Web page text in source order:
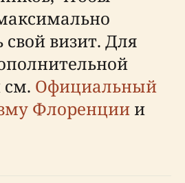
свой визит. Для
Официальный
Флоренции и